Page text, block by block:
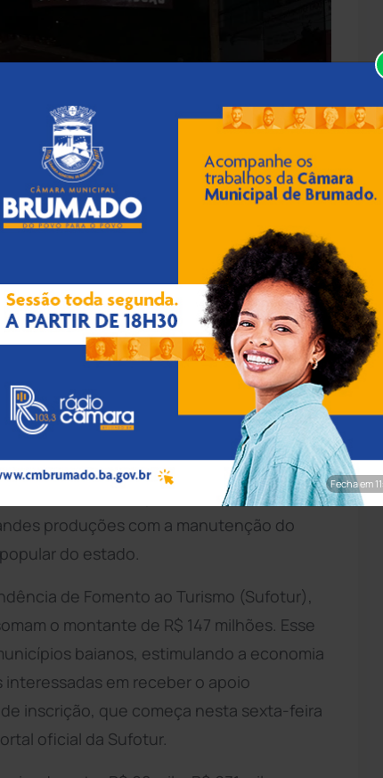
Achei Sudoeste
de investimentos para o ciclo junino de
raízes nordestinas. Pelo menos 25% dos
das festas de Santo Antônio e São
valorização da identidade cultural local e
como o forró pé-de-serra, xaxado,
produções com a manutenção do
do estado.
de Fomento ao Turismo (Sufotur),
o montante de R$ 147 milhões. Esse
baianos, estimulando a economia
em receber o apoio
inscrição, que começa nesta sexta-feira
oficial da Sufotur.
Fecha em